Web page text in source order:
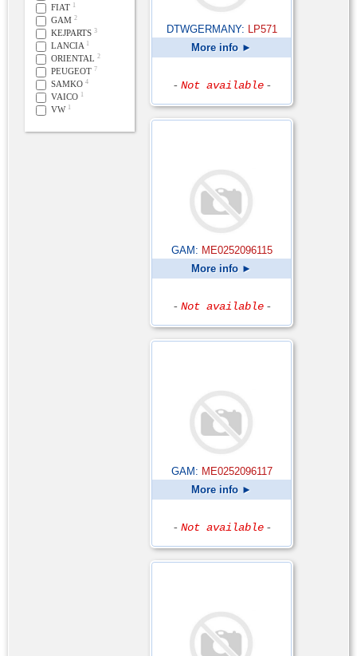
FIAT 1
GAM 2
KEJPARTS 3
LANCIA 1
ORIENTAL 2
PEUGEOT 7
SAMKO 4
VAICO 1
VW 1
DTWGERMANY: LP571
More info ►
- Not available -
GAM: ME0252096115
More info ►
- Not available -
GAM: ME0252096117
More info ►
- Not available -